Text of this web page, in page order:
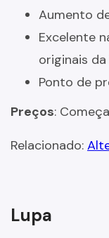
Aumento
Excelente
originais
Ponto de
Preços:
Relacionado:
Lupa